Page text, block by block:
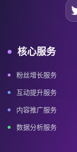
核心服务
粉丝增长服务
互动提升服务
内容推广服务
数据分析服务